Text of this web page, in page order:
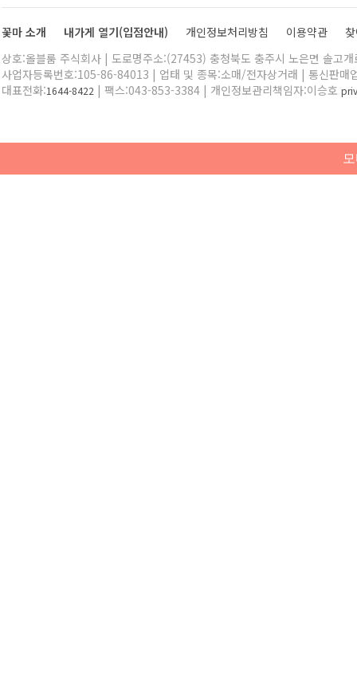
꽃마 소개 내가게 열기(입점안내) 개인정보처리방침 이용약관
상호:올블룸 주식회사 | 도로명주소:(27453) 충청북도 충주시 노은면 솔고
사업자등록번호:105-86-84013 | 업태 및 종목:소매/전자상거래 | 통신판매
대표전화:1644-8422 | 팩스:043-853-3384 | 개인정보관리책임자:이승호